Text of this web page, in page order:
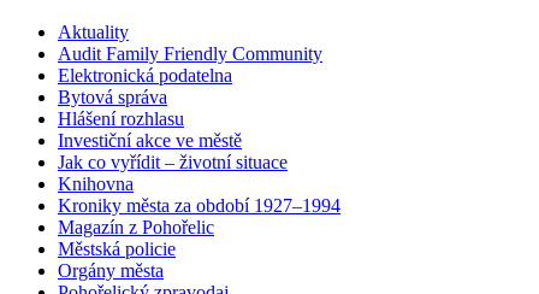
Aktuality
Audit Family Friendly Community
Elektronická podatelna
Bytová správa
Hlášení rozhlasu
Investiční akce ve městě
Jak co vyřídit – životní situace
Knihovna
Kroniky města za období 1927–1994
Magazín z Pohořelic
Městská policie
Orgány města